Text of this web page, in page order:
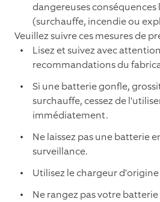
dangereuses conséquences
(surchauffe, incendie ou
Veuillez suivre ces mesures de
Lisez et suivez avec
recommandations du
Si une batterie gonfle,
surchauffe, cessez de
immédiatement.
Ne laissez pas une batterie
surveillance.
Utilisez le chargeur
Ne rangez pas votre